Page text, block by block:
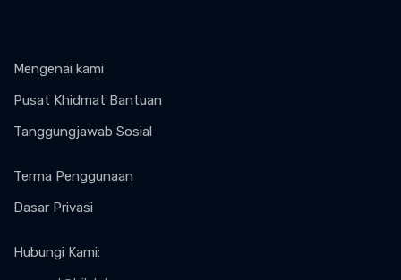
Mengenai kami
Pusat Khidmat Bantuan
Tanggungjawab Sosial
Terma Penggunaan
Dasar Privasi
Hubungi Kami: